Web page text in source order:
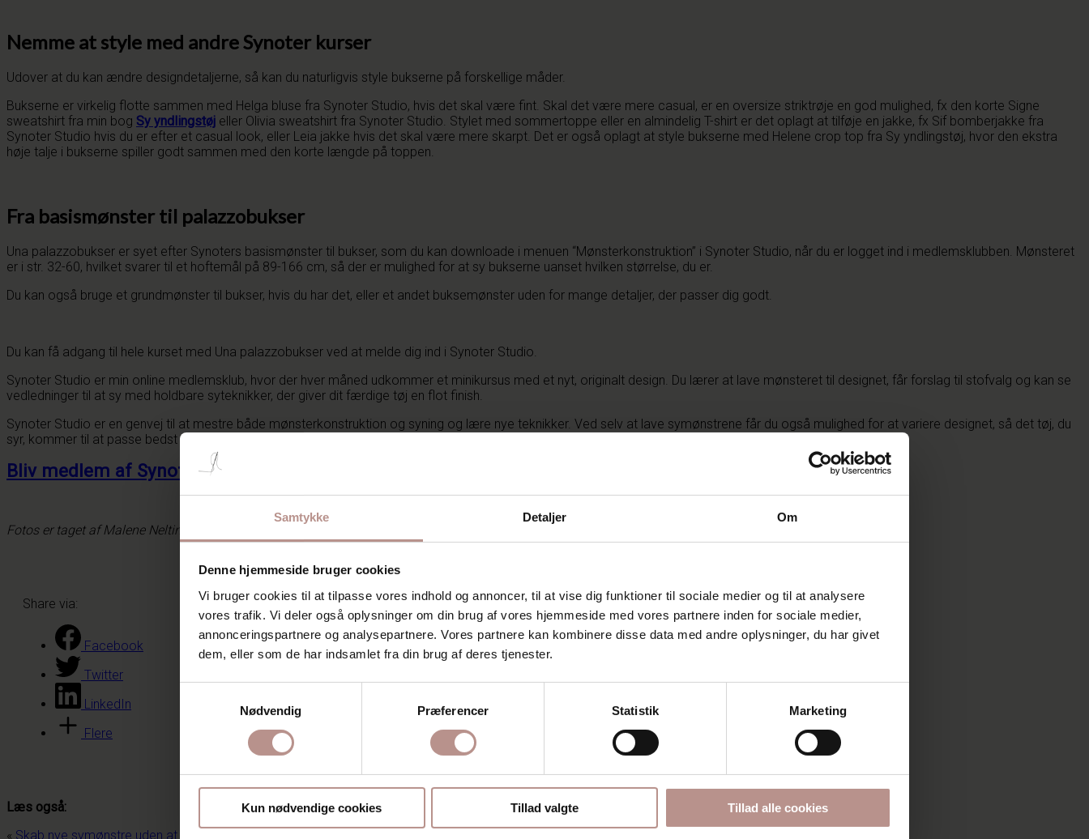
Samtykke Detaljer Om
Denne hjemmeside bruger cookies
Vi bruger cookies til at tilpasse vores indhold og annoncer, til at vise dig funktioner til sociale medier og til at analysere
vores trafik. Vi deler også oplysninger om din brug af vores hjemmeside med vores partnere inden for sociale medier,
annonceringspartnere og analysepartnere. Vores partnere kan kombinere disse data med andre oplysninger, du har givet
dem, eller som de har indsamlet fra din brug af deres tjenester.
Nødvendig
Præferencer Statistik Marketing
Kun nødvendige cookies Tillad valgte Tillad alle cookies
Nemme at style med andre Synoter kurser
Udover at du kan ændre designdetaljerne, så kan du naturligvis style bukserne på forskellige måder.
Bukserne er virkelig flotte sammen med Helga bluse fra Synoter Studio, hvis det skal være fint. Skal det være mere casual, er en oversize striktrøje en god mulighed, fx den korte Signe
sweatshirt fra min bog Sy yndlingstøj eller Olivia sweatshirt fra Synoter Studio. Stylet med sommertoppe eller en almindelig T-shirt er det oplagt at tilføje en jakke, fx Sif bomberjakke fra
Synoter Studio hvis du er efter et casual look, eller Leia jakke hvis det skal være mere skarpt. Det er også oplagt at style bukserne med Helene crop top fra Sy yndlingstøj, hvor den ekstra
høje talje i bukserne spiller godt sammen med den korte længde på toppen.
Fra basismønster til palazzobukser
Una palazzobukser er syet efter Synoters basismønster til bukser, som du kan downloade i menuen “Mønsterkonstruktion” i Synoter Studio, når du er logget ind i medlemsklubben. Mønsteret
er i str. 32-60, hvilket svarer til et hoftemål på 89-166 cm, så der er mulighed for at sy bukserne uanset hvilken størrelse, du er.
Du kan også bruge et grundmønster til bukser, hvis du har det, eller et andet buksemønster uden for mange detaljer, der passer dig godt.
Du kan få adgang til hele kurset med Una palazzobukser ved at melde dig ind i Synoter Studio.
Synoter Studio er min online medlemsklub, hvor der hver måned udkommer et minikursus med et nyt, originalt design. Du lærer at lave mønsteret til designet, får forslag til stofvalg og kan se
vedledninger til at sy med holdbare syteknikker, der giver dit færdige tøj en flot finish.
Synoter Studio er en genvej til at mestre både mønsterkonstruktion og syning og lære nye teknikker. Ved selv at lave symønstrene får du også mulighed for at variere designet, så det tøj, du
syr, kommer til at passe bedst muligt til dine behov og din stil.
Bliv medlem af Synoter Studio her.
Fotos er taget af Malene Nelting.
Share via:
Facebook
Twitter
LinkedIn
Flere
Læs også:
« Skab nye symønstre uden at starte forfra hver gang